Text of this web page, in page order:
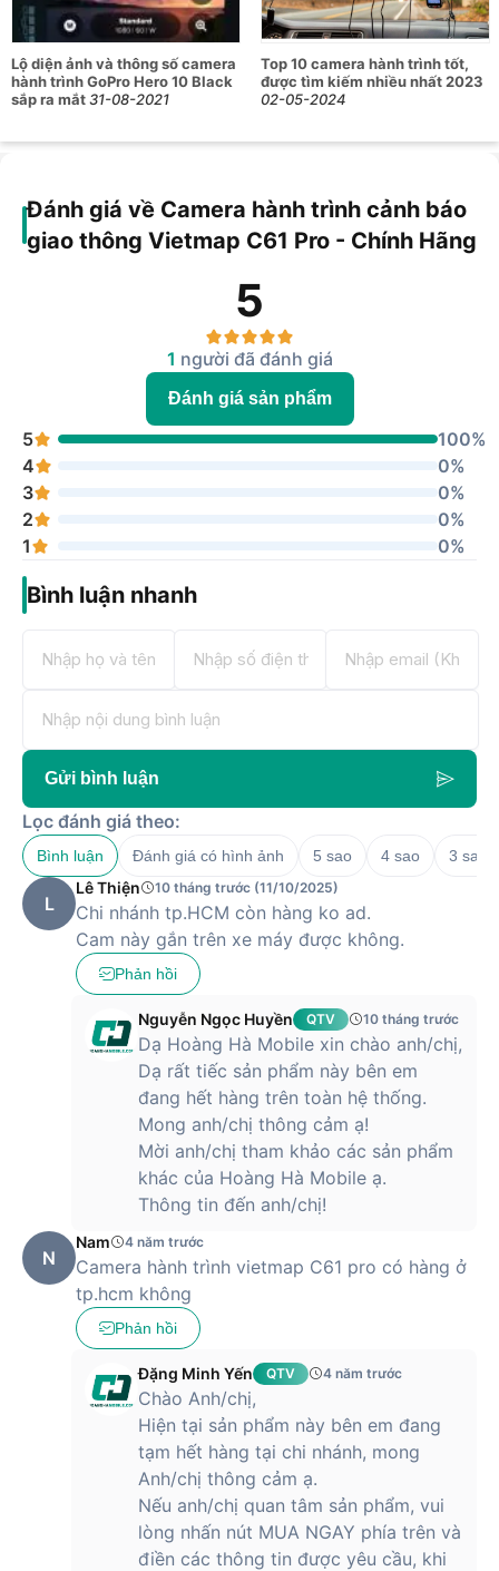
Lộ diện ảnh và thông số camera
hành trình GoPro Hero 10 Black
sắp ra mắt31-08-2021
Top 10 camera hành trình tốt,
được tìm kiếm nhiều nhất 2023
02-05-2024
Đánh giá về Camera hành trình cảnh báo
giao thông Vietmap C61 Pro - Chính Hãng
5
1 người đã đánh giá
Đánh giá sản phẩm
5
100%
4
0%
3
0%
2
0%
1
0%
Bình luận nhanh
Gửi bình luận
Lọc đánh giá theo:
Bình luận Đánh giá có hình ảnh 5 sao 4 sao 3 sao
L
Lê Thiện 10 tháng trước (11/10/2025)
Chi nhánh tp.HCM còn hàng ko ad.
Cam này gắn trên xe máy được không.
Phản hồi
Nguyễn Ngọc Huyền QTV 10 tháng trước (11/
Dạ Hoàng Hà Mobile xin chào anh/chị,
Dạ rất tiếc sản phẩm này bên em
đang hết hàng trên toàn hệ thống.
Mong anh/chị thông cảm ạ!
Mời anh/chị tham khảo các sản phẩm
khác của Hoàng Hà Mobile ạ.
Thông tin đến anh/chị!
N
Nam 4 năm trước
Camera hành trình vietmap C61 pro có hàng ở
tp.hcm không
Phản hồi
Đặng Minh Yến QTV 4 năm trước
Chào Anh/chị,
Hiện tại sản phẩm này bên em đang
tạm hết hàng tại chi nhánh, mong
Anh/chị thông cảm ạ.
Nếu anh/chị quan tâm sản phẩm, vui
lòng nhấn nút MUA NGAY phía trên và
điền các thông tin được yêu cầu, khi